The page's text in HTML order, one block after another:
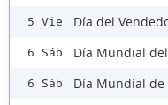
5 Vie Día del
6 Sáb Día Mundial
6 Sáb Día Mundial de